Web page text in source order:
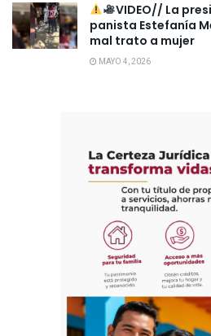
VIDEO// La
panista Estefanía
mal trato a mujer
MAYO 4, 2026